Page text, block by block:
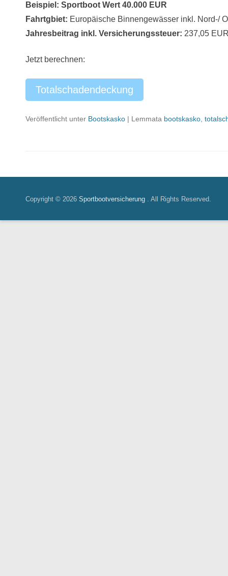
Beispiel: Sportboot Wert 40.000 EUR
Fahrtgbiet: Europäische Binnengewässer inkl. Nord-/
Jahresbeitrag inkl. Versicherungssteuer: 237,05
Jetzt berechnen:
Totalschadendeckung
Veröffentlicht unter Bootskasko | Lemmata bootskasko,
Copyright © 2026 Sportbootversicherung . All Rights Reserved.